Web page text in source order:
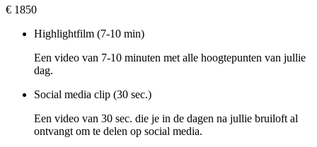
€ 1850
Highlightfilm (7-10 min)
Een video van 7-10 minuten met alle hoogtepunten van jullie
dag.
Social media clip (30 sec.)
Een video van 30 sec. die je in de dagen na jullie bruiloft al
ontvangt om te delen op social media.